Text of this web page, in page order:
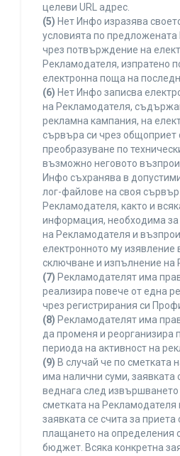
целеви URL адрес.
(5) Нет Инфо изразява
условията по
чрез потвърждение на
Рекламодателя, изпратено
електронна поща на
(6) Нет Инфо записва
на Рекламодателя,
рекламна кампания, на
сървъра си чрез общоприет
преобразуване по
възможно неговото
Инфо съхранява в
лог-файлове на своя сървър
Рекламодателя, както и
информация, необходима
на Рекламодателя и
електронното му изявление
сключване и изпълнение на
(7) Рекламодателят има
реализира повече от една
чрез регистрирания си
(8) Рекламодателят има
да променя и реорганизира
периода на активност на
(9) В случай че по сметката
има налични суми, заявката
веднага след извършването
сметката на
заявката се счита за приета
плащането на определения
бюджет. Всяка конкретна